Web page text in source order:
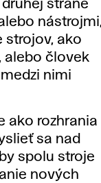
strane
nástrojmi,
strojov, ako
alebo človek
nimi
ako rozhrania
sa nad
spolu stroje
nových